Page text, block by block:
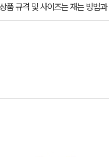
상품 규격 및 사이즈는 재는 방법